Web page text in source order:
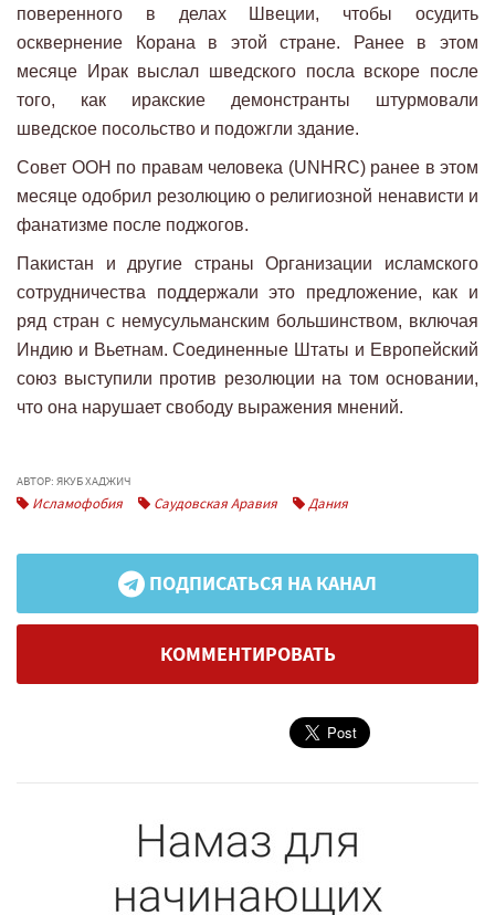
поверенного в делах Швеции, чтобы осудить
осквернение Корана в этой стране. Ранее в этом
месяце Ирак выслал шведского посла вскоре после
того, как иракские демонстранты штурмовали
шведское посольство и подожгли здание.
Совет ООН по правам человека (UNHRC) ранее в этом
месяце одобрил резолюцию о религиозной ненависти и
фанатизме после поджогов.
Пакистан и другие страны Организации исламского
сотрудничества поддержали это предложение, как и
ряд стран с немусульманским большинством, включая
Индию и Вьетнам. Соединенные Штаты и Европейский
союз выступили против резолюции на том основании,
что она нарушает свободу выражения мнений.
АВТОР: ЯКУБ ХАДЖИЧ
Исламофобия Саудовская Аравия Дания
ПОДПИСАТЬСЯ НА КАНАЛ
КОММЕНТИРОВАТЬ